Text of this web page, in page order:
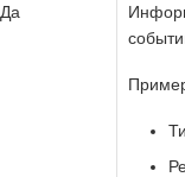
Да